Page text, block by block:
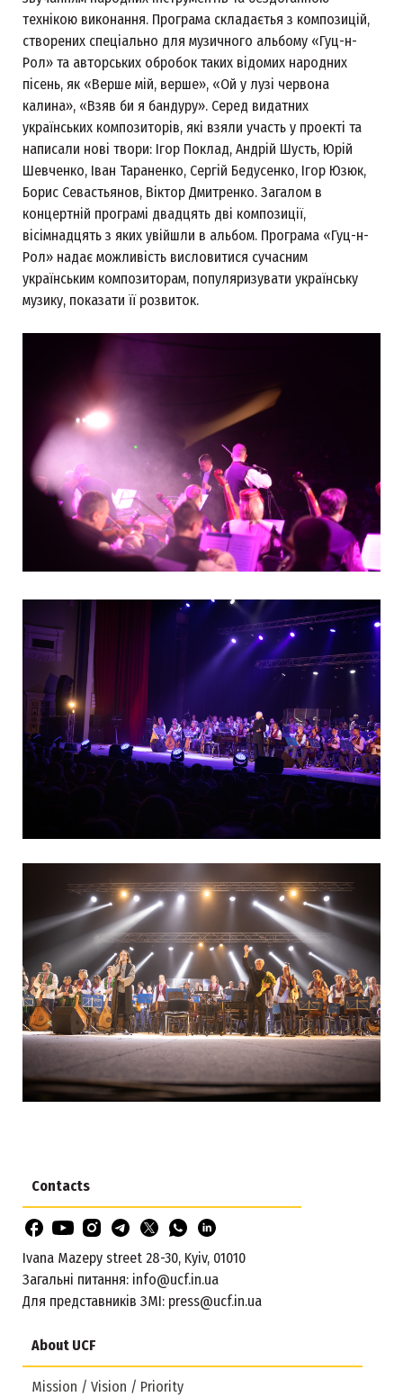
технікою виконання. Програма складаєтья з композицій,
створених спеціально для музичного альбому «Гуц-н-
Рол» та авторських обробок таких відомих народних
пісень, як «Верше мій, верше», «Ой у лузі червона
калина», «Взяв би я бандуру». Серед видатних
українських композиторів, які взяли участь у проекті та
написали нові твори: Ігор Поклад, Андрій Шусть, Юрій
Шевченко, Іван Тараненко, Сергій Бедусенко, Ігор Юзюк,
Борис Севастьянов, Віктор Дмитренко. Загалом в
концертній програмі двадцять дві композиції,
вісімнадцять з яких увійшли в альбом. Програма «Гуц-н-
Рол» надає можливість висловитися сучасним
українським композиторам, популяризувати українську
музику, показати її розвиток.
About UCF
Mission / Vision / Priority
Contacts
Ivana Mazepy street 28-30, Kyiv, 01010
Загальні питання: info@ucf.in.ua
Для представників ЗМІ: press@ucf.in.ua